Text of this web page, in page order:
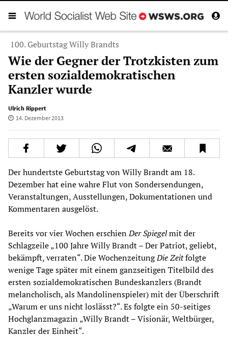
100. Geburtstag Willy Brandts
Wie der Gegner der Trotzkisten zum
ersten sozialdemokratischen
Kanzler wurde
Ulrich Rippert
14. Dezember 2013
Der hundertste Geburtstag von Willy Brandt am 18.
Dezember hat eine wahre Flut von Sondersendungen,
Veranstaltungen, Ausstellungen, Dokumentationen und
Kommentaren ausgelöst.
Bereits vor vier Wochen erschienDer Spiegelmit der
Schlagzeile „100 Jahre Willy Brandt – Der Patriot, geliebt,
bekämpft, verraten“. Die WochenzeitungDie Zeitfolgte
wenige Tage später mit einem ganzseitigen Titelbild des
ersten sozialdemokratischen Bundeskanzlers (Brandt
melancholisch, als Mandolinenspieler) mit der Überschrift
„Warum er uns nicht loslässt?“. Es folgte ein 50-seitiges
Hochglanzmagazin „Willy Brandt – Visionär, Weltbürger,
Kanzler der Einheit“.